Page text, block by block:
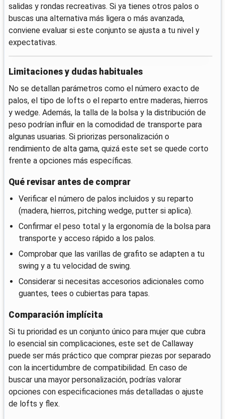
salidas y rondas recreativas. Si ya tienes otros palos o
buscas una alternativa más ligera o más avanzada,
conviene evaluar si este conjunto se ajusta a tu nivel y
expectativas.
Limitaciones y dudas habituales
No se detallan parámetros como el número exacto de
palos, el tipo de lofts o el reparto entre maderas, hierros
y wedge. Además, la talla de la bolsa y la distribución de
peso podrían influir en la comodidad de transporte para
algunas usuarias. Si priorizas personalización o
rendimiento de alta gama, quizá este set se quede corto
frente a opciones más específicas.
Qué revisar antes de comprar
Verificar el número de palos incluidos y su reparto
(madera, hierros, pitching wedge, putter si aplica).
Confirmar el peso total y la ergonomía de la bolsa para
transporte y acceso rápido a los palos.
Comprobar que las varillas de grafito se adapten a tu
swing y a tu velocidad de swing.
Considerar si necesitas accesorios adicionales como
guantes, tees o cubiertas para tapas.
Comparación implícita
Si tu prioridad es un conjunto único para mujer que cubra
lo esencial sin complicaciones, este set de Callaway
puede ser más práctico que comprar piezas por separado
con la incertidumbre de compatibilidad. En caso de
buscar una mayor personalización, podrías valorar
opciones con especificaciones más detalladas o ajuste
de lofts y flex.